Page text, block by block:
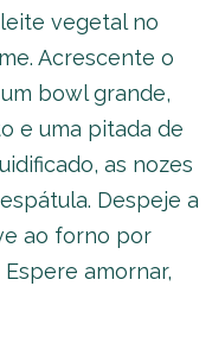
vegetal no
Acrescente o
bowl grande,
e uma pitada de
as nozes
Despeje a
ao forno por
amornar,